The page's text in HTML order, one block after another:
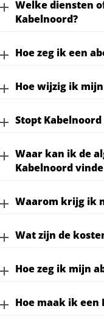
Welke diensten
Kabelnoord?
Hoe zeg ik een
Hoe wijzig ik
Stopt Kabelnoord
Waar kan ik de
Kabelnoord
Waarom krijg ik
Wat zijn de
Hoe zeg ik mijn
Hoe maak ik een